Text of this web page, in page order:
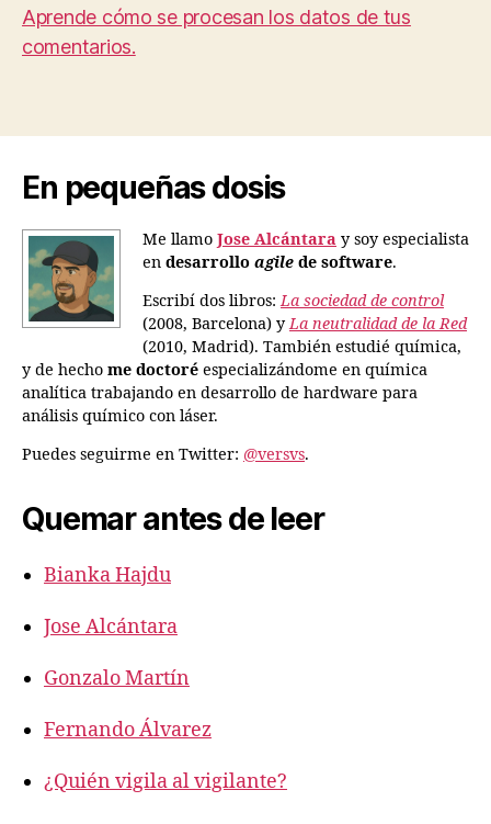
Aprende cómo se procesan los datos de tus
comentarios.
En pequeñas dosis
Me llamo Jose Alcántara y soy especialista
en desarrollo agile de software.
Escribí dos libros:La sociedad de control
(2008, Barcelona) yLa neutralidad de la Red
(2010, Madrid). También estudié química,
y de hecho me doctoré especializándome en química
analítica trabajando en desarrollo de hardware para
análisis químico con láser.
Puedes seguirme en Twitter: @versvs.
Quemar antes de leer
Bianka Hajdu
Jose Alcántara
Gonzalo Martín
Fernando Álvarez
¿Quién vigila al vigilante?